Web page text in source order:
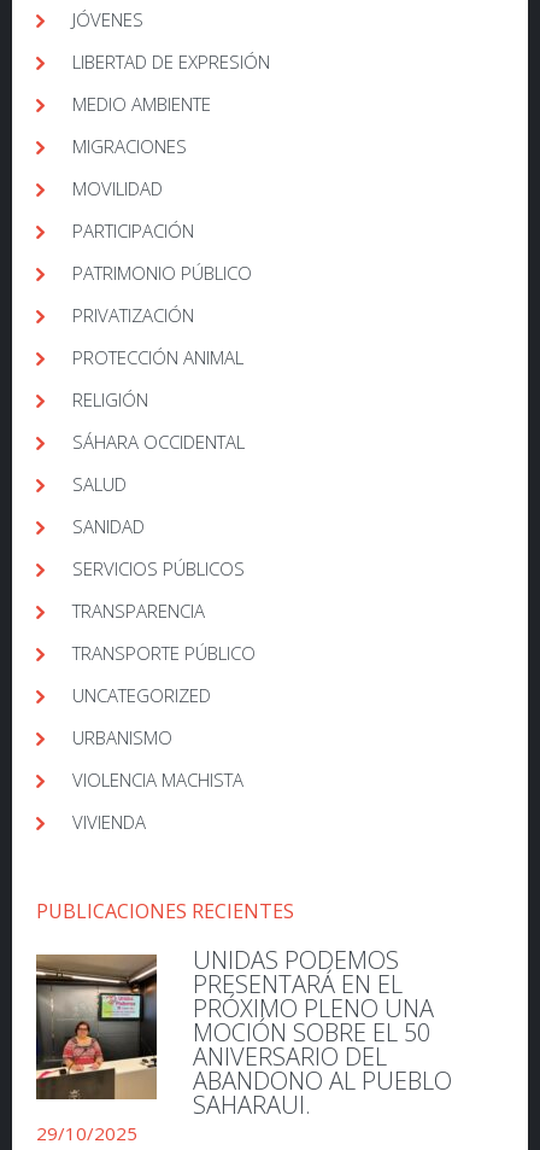
JÓVENES
LIBERTAD DE EXPRESIÓN
MEDIO AMBIENTE
MIGRACIONES
MOVILIDAD
PARTICIPACIÓN
PATRIMONIO PÚBLICO
PRIVATIZACIÓN
PROTECCIÓN ANIMAL
RELIGIÓN
SÁHARA OCCIDENTAL
SALUD
SANIDAD
SERVICIOS PÚBLICOS
TRANSPARENCIA
TRANSPORTE PÚBLICO
UNCATEGORIZED
URBANISMO
VIOLENCIA MACHISTA
VIVIENDA
PUBLICACIONES RECIENTES
UNIDAS PODEMOS
PRESENTARÁ EN EL
PRÓXIMO PLENO UNA
MOCIÓN SOBRE EL 50
ANIVERSARIO DEL
ABANDONO AL PUEBLO
SAHARAUI.
29/10/2025